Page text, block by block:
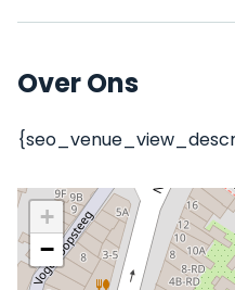
Over Ons
+
−